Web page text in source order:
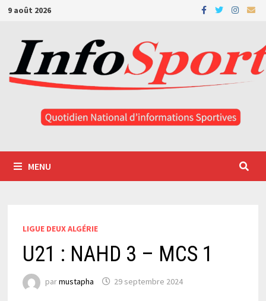
Passer
contenu
9 août 2026
MENU
LIGUE DEUX ALGÉRIE
U21 : NAHD 3 – MCS 1
parmustapha 29 septembre 2024